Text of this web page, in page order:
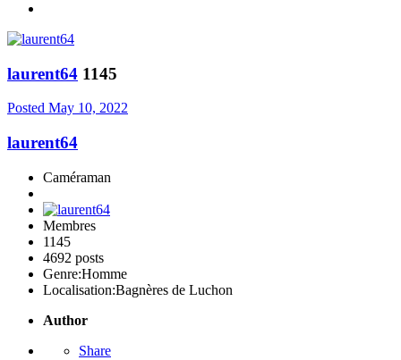
laurent64 1145
Posted May 10, 2022
laurent64
Caméraman
Membres
1145
4692 posts
Genre:Homme
Localisation:Bagnères de Luchon
Author
Share